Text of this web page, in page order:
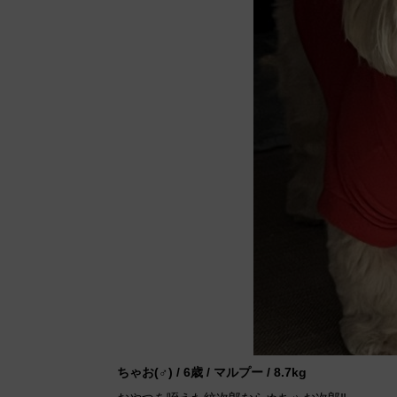
ちゃお(♂) / 6歳 / マルプー / 8.7kg